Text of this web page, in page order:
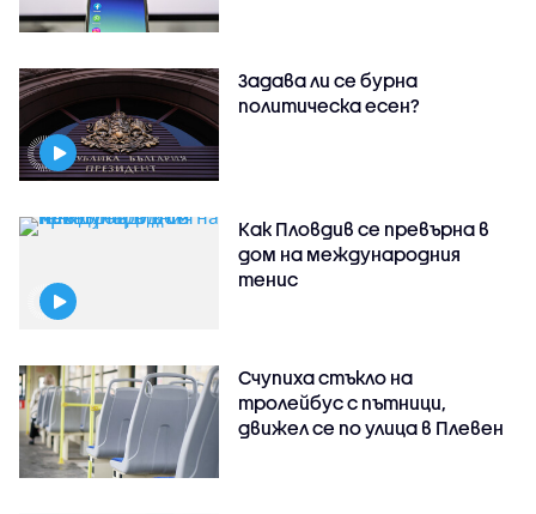
Задава ли се бурна
политическа есен?
Как Пловдив се превърна в
дом на международния
тенис
Счупиха стъкло на
тролейбус с пътници,
движел се по улица в Плевен